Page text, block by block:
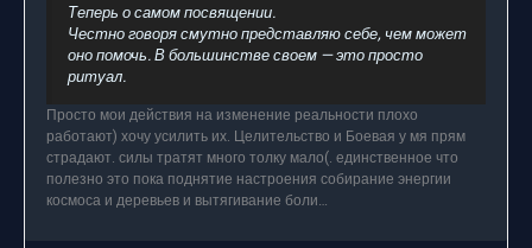
Теперь о самом посвящении.
Честно говоря смутно представляю себе, чем может
оно помочь. В большинстве своем — это просто
ритуал.
Просто мои действия на изменение реальности плохо
работают) хочу усилить их. Целительство и Боевая у мя прям
страдают. силы тратят много толку мало(. единственное что
полезно это пока поднятие настроения собирание энергии
космоса и деревьев и вытягивание боли…